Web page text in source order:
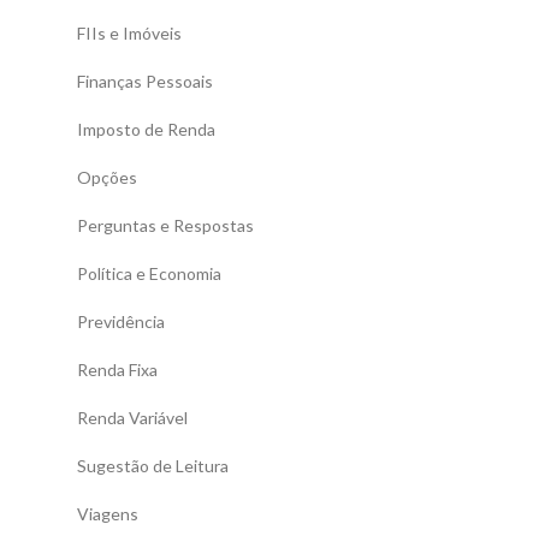
FIIs e Imóveis
Finanças Pessoais
Imposto de Renda
Opções
Perguntas e Respostas
Política e Economia
Previdência
Renda Fixa
Renda Variável
Sugestão de Leitura
Viagens